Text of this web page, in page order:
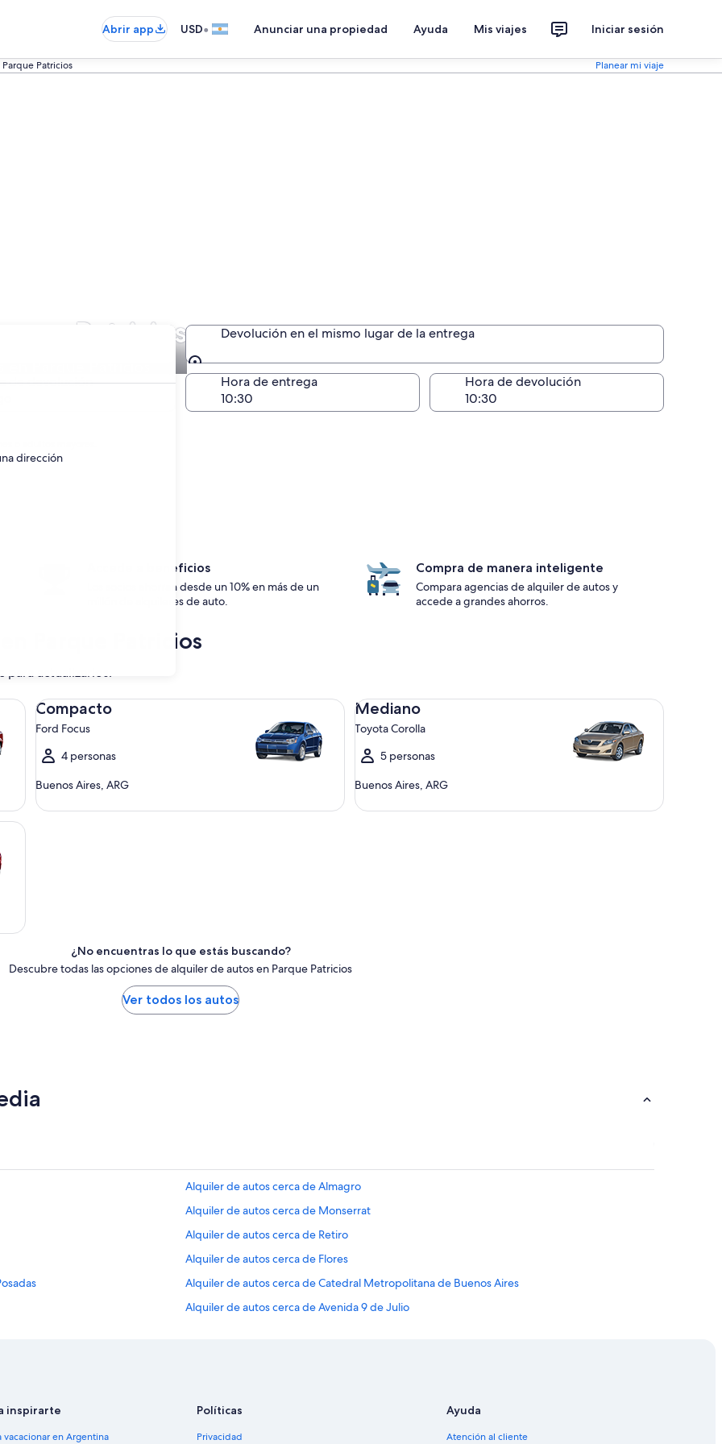
Abrir app USD• Anunciar una propiedad Ayuda Mis viajes Iniciar sesión
Parque Patricios Planear mi viaje
Patricios
Parque Patricios
dirección
Devolución en el mismo lugar de la entrega
Devolución en el mismo lugar de la entrega
de devolución
Hora de entrega Hora de devolución
o adultos mayores.
Accede a beneficios
Los socios ahorran desde un 10% en más de un
millón de alquileres de auto.
Compra de manera inteligente
Compara agencias de alquiler de autos y
accede a grandes ahorros.
Parque Patricios
para actualizarlos.
Compacto
Ford Focus
4 personas
Buenos Aires, ARG
Compacto Ford Focus
Mediano
Toyota Corolla
5 personas
Buenos Aires, ARG
Mediano Toyota Corolla
¿No encuentras lo que estás buscando?
Descubre todas las opciones de alquiler de autos en Parque Patricios
Ver todos los autos
Alquiler de autos cerca de Almagro
Alquiler de autos cerca de Monserrat
Alquiler de autos cerca de Retiro
Alquiler de autos cerca de Flores
Alquiler de autos cerca de Catedral Metropolitana de Buenos Aires
Alquiler de autos cerca de Avenida 9 de Julio
Alquiler de autos cerca de Abasto
inspirarte
vacacionar en Argentina
Políticas
Privacidad
Ayuda
Atención al cliente